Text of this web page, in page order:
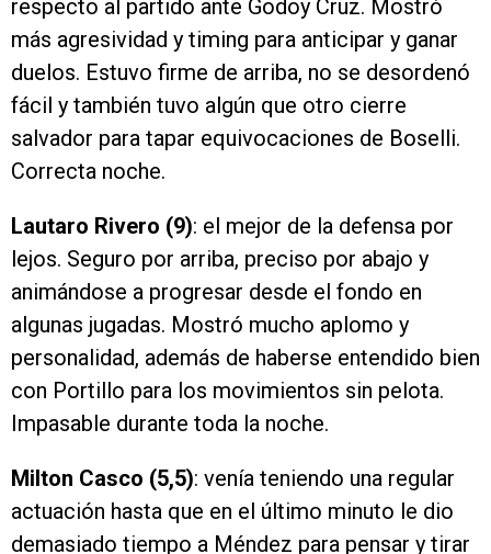
respecto al partido ante Godoy Cruz. Mostró
más agresividad y timing para anticipar y ganar
duelos. Estuvo firme de arriba, no se desordenó
fácil y también tuvo algún que otro cierre
salvador para tapar equivocaciones de Boselli.
Correcta noche.
Lautaro Rivero (9): el mejor de la defensa por
lejos. Seguro por arriba, preciso por abajo y
animándose a progresar desde el fondo en
algunas jugadas. Mostró mucho aplomo y
personalidad, además de haberse entendido bien
con Portillo para los movimientos sin pelota.
Impasable durante toda la noche.
Milton Casco (5,5): venía teniendo una regular
actuación hasta que en el último minuto le dio
demasiado tiempo a Méndez para pensar y tirar